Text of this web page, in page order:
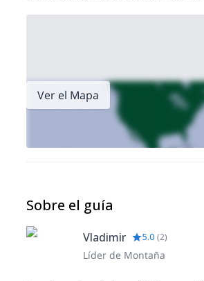
Ver el Mapa
Sobre el guía
Vladimir 5.0 (2)
Líder de Montaña